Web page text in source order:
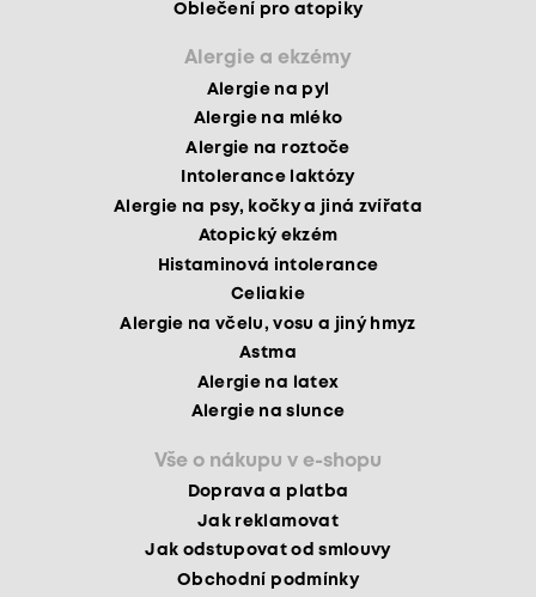
Oblečení pro atopiky
Alergie a ekzémy
Alergie na pyl
Alergie na mléko
Alergie na roztoče
Intolerance laktózy
Alergie na psy, kočky a jiná zvířata
Atopický ekzém
Histaminová intolerance
Celiakie
Alergie na včelu, vosu a jiný hmyz
Astma
Alergie na latex
Alergie na slunce
Vše o nákupu v e-shopu
Doprava a platba
Jak reklamovat
Jak odstupovat od smlouvy
Obchodní podmínky